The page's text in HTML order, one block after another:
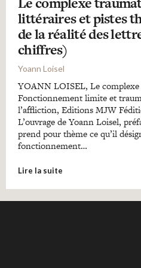
littéraires et pistes
de la réalité des
chiffres)
Yoann Loisel
YOANN LOISEL, Le
Fonctionnement limite et
l’affliction, Editions MJW
L’ouvrage de Yoann Loisel,
prend pour thème ce qu’il
fonctionnement…
Lire la suite